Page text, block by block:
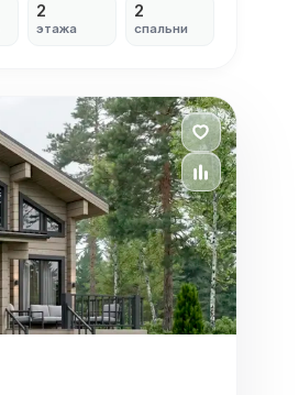
2
этажа
2
спальни